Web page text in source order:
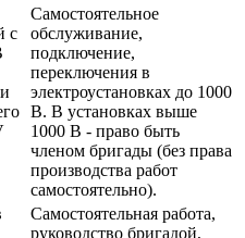
с
Самостоятельное
обслуживание,
подключение,
переключения в
электроустановках до 1000
В. В установках выше
1000 В - право быть
членом бригады (без права
производства работ
самостоятельно).
Самостоятельная работа,
руководство бригадой,